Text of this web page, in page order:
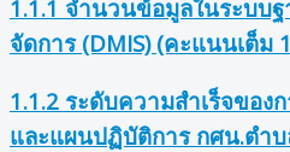
1.1.1 จำนวนข้อมูลในระบบ
จัดการ (DMIS) (คะแนนเต็ม
1.1.2 ระดับความสำเร็จขอ
และแผนปฏิบัติการ กศน.ตำ